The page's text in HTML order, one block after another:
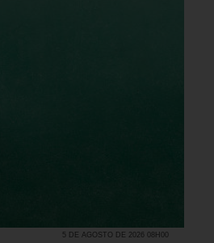
5 DE AGOSTO DE 2026 08H00